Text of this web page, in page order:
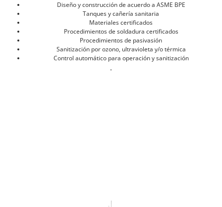
Diseño y construcción de acuerdo a ASME BPE
Tanques y cañería sanitaria
Materiales certificados
Procedimientos de soldadura certificados
Procedimientos de pasivasión
Sanitización por ozono, ultravioleta y/o térmica
Control automático para operación y sanitización